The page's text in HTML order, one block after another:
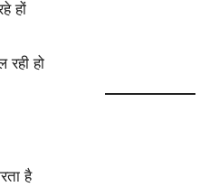
हों
हो
है